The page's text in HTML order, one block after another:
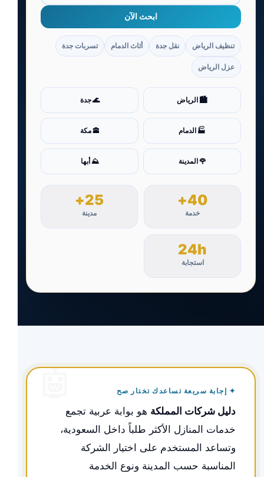
ابحث الآن
تنظيف الرياض نقل جدة أثاث الدمام تسربات جدة
عزل الرياض
🏙️ الرياض 🌊 جدة
🏭 الدمام 🕋 مكة
🌹 المدينة ⛰️ أبها
40+
خدمة
25+
مدينة
24h
استجابة
✦ إجابة سريعة تساعدك تختار صح
دليل شركات المملكة هو بوابة عربية تجمع
خدمات المنازل الأكثر طلباً داخل السعودية،
وتساعد المستخدم على اختيار الشركة
المناسبة حسب المدينة ونوع الخدمة